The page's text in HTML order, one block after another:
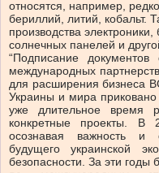
относятся, например,
бериллий, литий, кобальт.
производства
солнечных панелей и
“Подписание
международных
для расширения бизнеса
Украины и мира
уже длительное время
конкретные проекты.
осознавая важность и
будущего украинской
безопасности. За эти